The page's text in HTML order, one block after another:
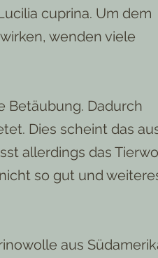
cuprina. Um dem
wenden viele
Betäubung. Dadurch
Dies scheint das
allerdings das
so gut und
aus